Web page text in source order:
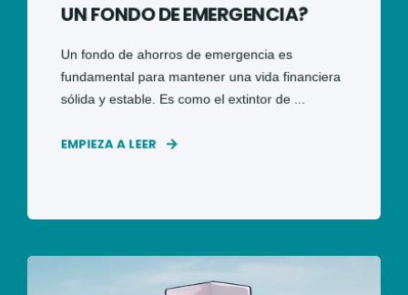
UN FONDO DE EMERGENCIA?
Un fondo de ahorros de emergencia es
fundamental para mantener una vida financiera
sólida y estable. Es como el extintor de ...
EMPIEZA A LEER